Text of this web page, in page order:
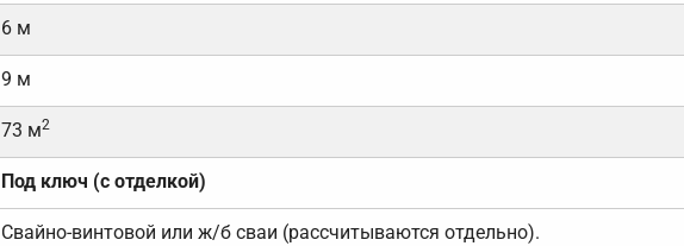
6 м
9 м
73 м2
Под ключ (с отделкой)
Свайно-винтовой или ж/б сваи (рассчитываются отдельно).